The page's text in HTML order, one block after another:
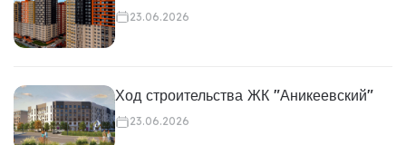
23.06.2026
Ход строительства ЖК "Аникеевский"
23.06.2026